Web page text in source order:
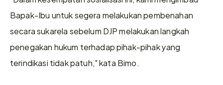
Bapak-Ibu untuk segera melakukan pembenahan
secara sukarela sebelum DJP melakukan langkah
penegakan hukum terhadap pihak-pihak yang
terindikasi tidak patuh," kata Bimo.